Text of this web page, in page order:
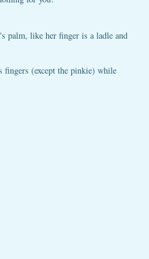
palm, like her finger is a ladle and
fingers (except the pinkie) while